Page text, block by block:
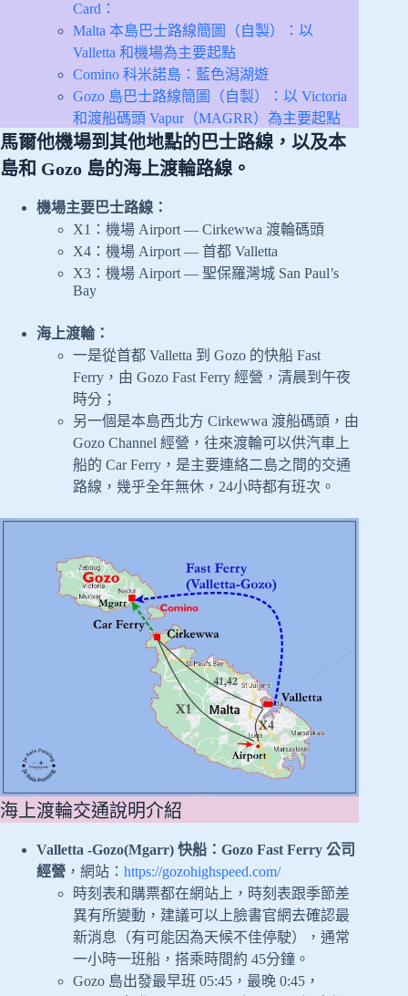
Card：
Malta 本島巴士路線簡圖（自製）：以
Valletta 和機場為主要起點
Comino 科米諾島：藍色潟湖遊
Gozo 島巴士路線簡圖（自製）：以 Victoria
和渡船碼頭 Vapur（MAGRR）為主要起點
馬爾他機場到其他地點的巴士路線，以及本
島和 Gozo 島的海上渡輪路線。
機場主要巴士路線：
X1：機場 Airport — Cirkewwa 渡輪碼頭
X4：機場 Airport — 首都 Valletta
X3：機場 Airport — 聖保羅灣城 San Paul’s
Bay
海上渡輪：
一是從首都 Valletta 到 Gozo 的快船 Fast
Ferry，由 Gozo Fast Ferry 經營，清晨到午夜
時分；
另一個是本島西北方 Cirkewwa 渡船碼頭，由
Gozo Channel 經營，往來渡輪可以供汽車上
船的 Car Ferry，是主要連絡二島之間的交通
路線，幾乎全年無休，24小時都有班次。
海上渡輪交通說明介紹
Valletta -Gozo(Mgarr) 快船：Gozo Fast Ferry 公司
經營 ，網站： https://gozohighspeed.com/
時刻表和購票都在網站上，時刻表跟季節差
異有所變動，建議可以上臉書官網去確認最
新消息（有可能因為天候不佳停駛），通常
一小時一班船，搭乘時間約 45分鐘。
Gozo 島出發最早班 05:45，最晚 0:45，